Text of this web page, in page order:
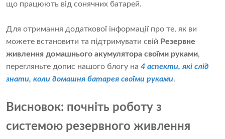
що працюють від сонячних батарей.
Для отримання додаткової інформації про те, як ви
можете встановити та підтримувати свій Резервне
живлення домашнього акумулятора своїми руками,
перегляньте допис нашого блогу на 4 аспекти, які слід
знати, коли домашня батарея своїми руками.
Висновок: почніть роботу з
системою резервного живлення